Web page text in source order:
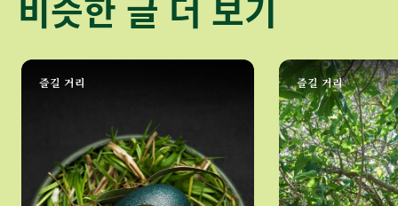
즐길 거리 즐길 거리